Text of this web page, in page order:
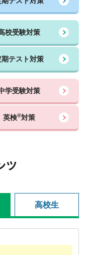
校受験対策
期テスト対策
学受験対策
英検®対策
ツ
高校生